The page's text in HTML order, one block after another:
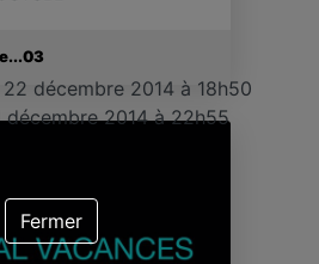
22 décembre 2014 à 18h50
décembre 2014 à 22h55
Fermer